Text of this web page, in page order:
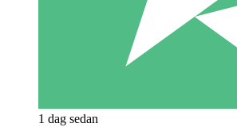
1 dag sedan